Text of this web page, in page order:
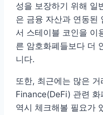
성을 보장하기 위해 일
은 금융 자산과 연동된
서 스테이블 코인을 이
른 암호화폐들보다 더
니다.
또한, 최근에는 많은
Finance(DeFi) 관련 화
역시 체크해볼 필요가